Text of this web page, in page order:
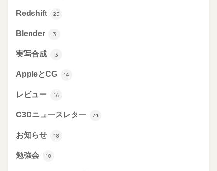
Redshift 25
Blender 3
実写合成 3
AppleとCG 14
レビュー 16
C3Dニュースレター 74
お知らせ 18
勉強会 18